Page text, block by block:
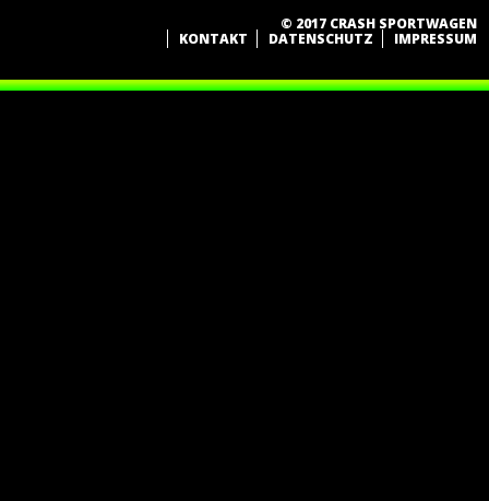
© 2017 CRASH SPORTWAGEN
KONTAKT
DATENSCHUTZ IMPRESSUM